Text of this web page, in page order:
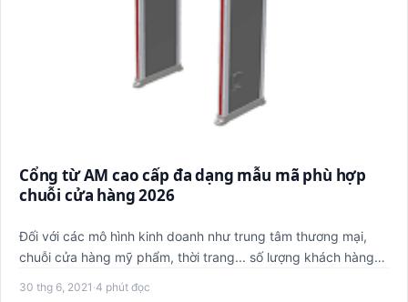
Cổng từ AM cao cấp đa dạng mẫu mã phù hợp
chuỗi cửa hàng 2026
Đối với các mô hình kinh doanh như trung tâm thương mại,
chuỗi cửa hàng mỹ phẩm, thời trang... số lượng khách hàng
30 thg 6, 2021 ·4 phút đọc